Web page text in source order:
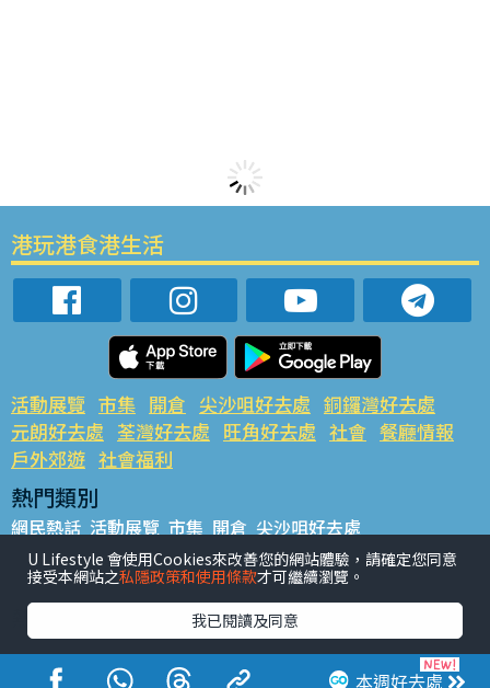
本週好去處
港玩港食港生活
活動展覽 市集 開倉 尖沙咀好去處 銅鑼灣好去處
元朗好去處 荃灣好去處 旺角好去處 社會 餐廳情報
戶外郊遊 社會福利
熱門類別
網民熱話 活動展覽 市集 開倉 尖沙咀好去處
銅鑼灣好去處 元朗好去處 荃灣好去處 旺角好去處 社會
餐廳情報 戶外郊遊
熱門標籤
#UGO搵好去處 #人氣活動推介 #美食社群熱話
#親子玩樂好去處
#ULifestyle應用程式
#限時搶
U Lifestyle 會使用Cookies來改善您的網站體驗，請確定您同意
接受本網站之私隱政策和使用條款才可繼續瀏覽。
我已閱讀及同意